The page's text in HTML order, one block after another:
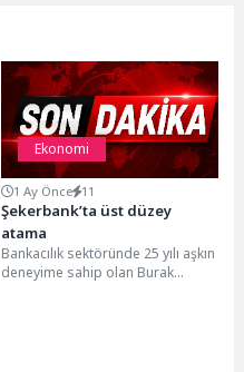
Ekonomi
1 Ay Önce 11
Şekerbank’ta üst düzey
atama
Bankacılık sektöründe 25 yılı aşkın
deneyime sahip olan Burak